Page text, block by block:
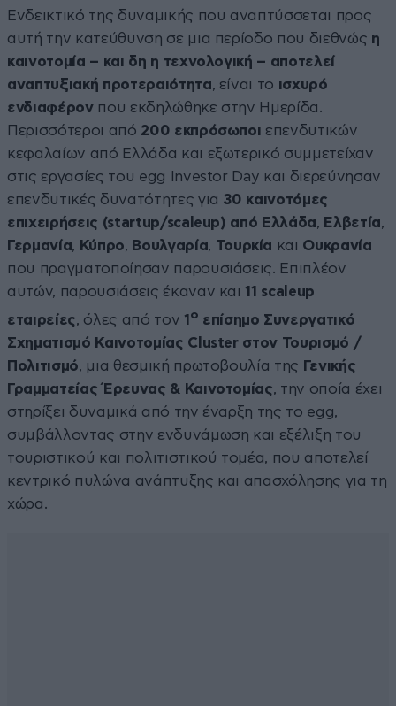
Ενδεικτικό της δυναμικής που αναπτύσσεται προς
αυτή την κατεύθυνση σε μια περίοδο που διεθνώς η
καινοτομία – και δη η τεχνολογική – αποτελεί
αναπτυξιακή προτεραιότητα, είναι το ισχυρό
ενδιαφέρονπου εκδηλώθηκε στην Ημερίδα.
Περισσότεροι από 200 εκπρόσωποι επενδυτικών
κεφαλαίων από Ελλάδα και εξωτερικό συμμετείχαν
στις εργασίες του egg Investor Day και διερεύνησαν
επενδυτικές δυνατότητες για 30 καινοτόμες
επιχειρήσεις (startup/scaleup) από Ελλάδα, Ελβετία,
Γερμανία, Κύπρο, Βουλγαρία, Τουρκία και Ουκρανία
που πραγματοποίησαν παρουσιάσεις. Επιπλέον
αυτών, παρουσιάσεις έκαναν και 11 scaleup
εταιρείες, όλες από τον 1 ο επίσημο Συνεργατικό
Σχηματισμό Καινοτομίας Cluster στον Τουρισμό /
Πολιτισμό, μια θεσμική πρωτοβουλία της Γενικής
Γραμματείας Έρευνας & Καινοτομίας, την οποία έχει
στηρίξει δυναμικά από την έναρξη της το egg,
συμβάλλοντας στην ενδυνάμωση και εξέλιξη του
τουριστικού και πολιτιστικού τομέα, που αποτελεί
κεντρικό πυλώνα ανάπτυξης και απασχόλησης για τη
χώρα.